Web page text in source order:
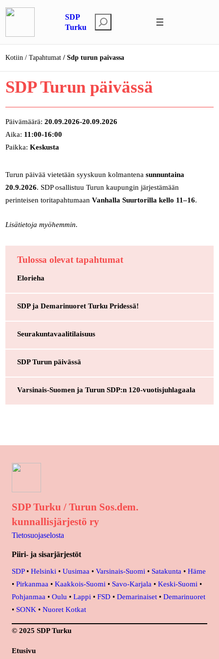
Siirry
sisältöön
SDP
Turku
t
s
i
Kotiin Tapahtumat Sdp turun paivassa
SDP Turun päivässä
Päivämäärä: 20.09.2026-20.09.2026
Aika: 11:00-16:00
Paikka: Keskusta
Turun päivää vietetään syyskuun kolmantena sunnuntaina
20.9.2026. SDP osallistuu Turun kaupungin järjestämään
perinteisen toritapahtumaan Vanhalla Suurtorilla kello 11–16.
Lisätietoja myöhemmin.
Tulossa olevat tapahtumat
Elorieha
SDP ja Demarinuoret Turku Pridessä!
Seurakuntavaalitilaisuus
SDP Turun päivässä
Varsinais-Suomen ja Turun SDP:n 120-vuotisjuhlagaala
SDP Turku / Turun Sos.dem.
kunnallisjärjestö ry
Tietosuojaselosta
Piiri- ja sisarjärjestöt
SDP• Helsinki • Uusimaa • Varsinais-Suomi • Satakunta • Häme
• Pirkanmaa • Kaakkois-Suomi • Savo-Karjala • Keski-Suomi •
Pohjanmaa • Oulu • Lappi • FSD • Demarinaiset • Demarinuoret
• SONK • Nuoret Kotkat
© 2025 SDP Turku
Etusivu